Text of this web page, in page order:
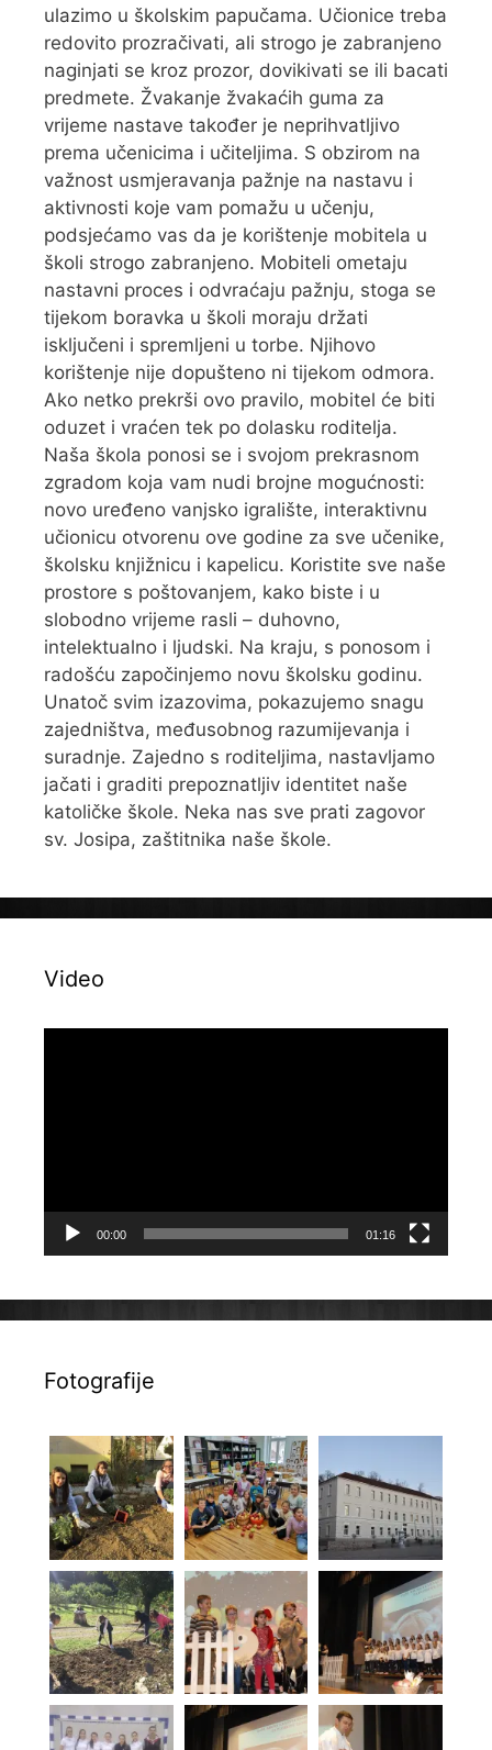
ulazimo u školskim papučama. Učionice treba
redovito prozračivati, ali strogo je zabranjeno
naginjati se kroz prozor, dovikivati se ili bacati
predmete. Žvakanje žvakaćih guma za
vrijeme nastave također je neprihvatljivo
prema učenicima i učiteljima. S obzirom na
važnost usmjeravanja pažnje na nastavu i
aktivnosti koje vam pomažu u učenju,
podsjećamo vas da je korištenje mobitela u
školi strogo zabranjeno. Mobiteli ometaju
nastavni proces i odvraćaju pažnju, stoga se
tijekom boravka u školi moraju držati
isključeni i spremljeni u torbe. Njihovo
korištenje nije dopušteno ni tijekom odmora.
Ako netko prekrši ovo pravilo, mobitel će biti
oduzet i vraćen tek po dolasku roditelja.
Naša škola ponosi se i svojom prekrasnom
zgradom koja vam nudi brojne mogućnosti:
novo uređeno vanjsko igralište, interaktivnu
učionicu otvorenu ove godine za sve učenike,
školsku knjižnicu i kapelicu. Koristite sve naše
prostore s poštovanjem, kako biste i u
slobodno vrijeme rasli – duhovno,
intelektualno i ljudski. Na kraju, s ponosom i
radošću započinjemo novu školsku godinu.
Unatoč svim izazovima, pokazujemo snagu
zajedništva, međusobnog razumijevanja i
suradnje. Zajedno s roditeljima, nastavljamo
jačati i graditi prepoznatljiv identitet naše
katoličke škole. Neka nas sve prati zagovor
sv. Josipa, zaštitnika naše škole.
Video
00:00 01:16
Fotografije